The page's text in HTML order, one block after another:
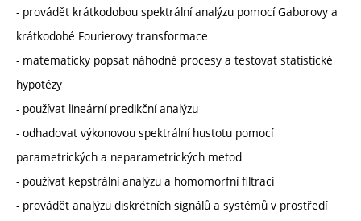
- provádět krátkodobou spektrální analýzu pomocí Gaborovy a
krátkodobé Fourierovy transformace
- matematicky popsat náhodné procesy a testovat statistické
hypotézy
- používat lineární predikční analýzu
- odhadovat výkonovou spektrální hustotu pomocí
parametrických a neparametrických metod
- používat kepstrální analýzu a homomorfní filtraci
- provádět analýzu diskrétních signálů a systémů v prostředí